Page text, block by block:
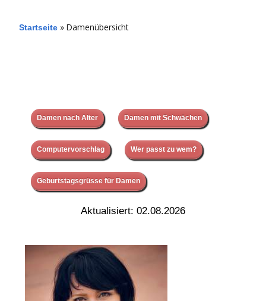
Startseite » Damenübersicht
Damen nach Alter Damen mit Schwächen
Computervorschlag Wer passt zu wem?
Geburtstagsgrüsse für Damen
Aktualisiert: 02.08.2026